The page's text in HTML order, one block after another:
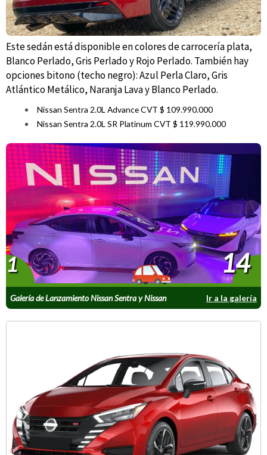
Este sedán está disponible en colores de carrocería plata,
Blanco Perlado, Gris Perlado y Rojo Perlado. También hay
opciones bitono (techo negro): Azul Perla Claro, Gris
Atlántico Metálico, Naranja Lava y Blanco Perlado.
Nissan Sentra 2.0L Advance CVT $ 109.990.000
Nissan Sentra 2.0L SR Platinum CVT $ 119.990.000
Galería de Lanzamiento Nissan Sentra y Nissan
Versa
Ir a la galería
1 14